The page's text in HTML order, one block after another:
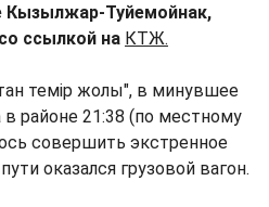
Кызылжар-Туйемойнак,
со ссылкой на КТЖ.
темір жолы", в минувшее
в районе 21:38 (по местному
совершить экстренное
оказался грузовой вагон.